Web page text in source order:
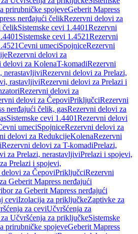
prirubničke spojeveGeberit Mapress
nerđajući čelikRezervni delovi za
čelikSistemske cevi 1.4401Rezervni
Sistemske cevi 1.4521Rezervni
Cevni umeciSpojniceRezervni
Rezervni delovi za
delovi za KolenaT-komadiRezervni
nerastavljiviRezervni delovi za Prelazi,
rastavljiviRezervni delovi za Prelazi i
Rezervni delovi za
delovi za ČepoviPriključciRezervni
nerđajući čelik, gasRezervni delovi za
Sistemske cevi 1.4401Rezervni delovi
umeciSpojniceRezervni delovi za
delovi za RedukcijeKolenaRezervni
Rezervni delovi za T-komadiPrelazi,
za Prelazi, nerastavljiviPrelazi i spojevi,
Prelazi i spojevi,
za ČepoviPriključciRezervni
Geberit Mapress nerđajući
za Geberit Mapress nerđajući
ceviIzolacija za priključkeZaptivke za
za ceviUčvršćenja za
Učvršćenja za priključkeSistemske
prirubničke spojeveGeberit Mapress